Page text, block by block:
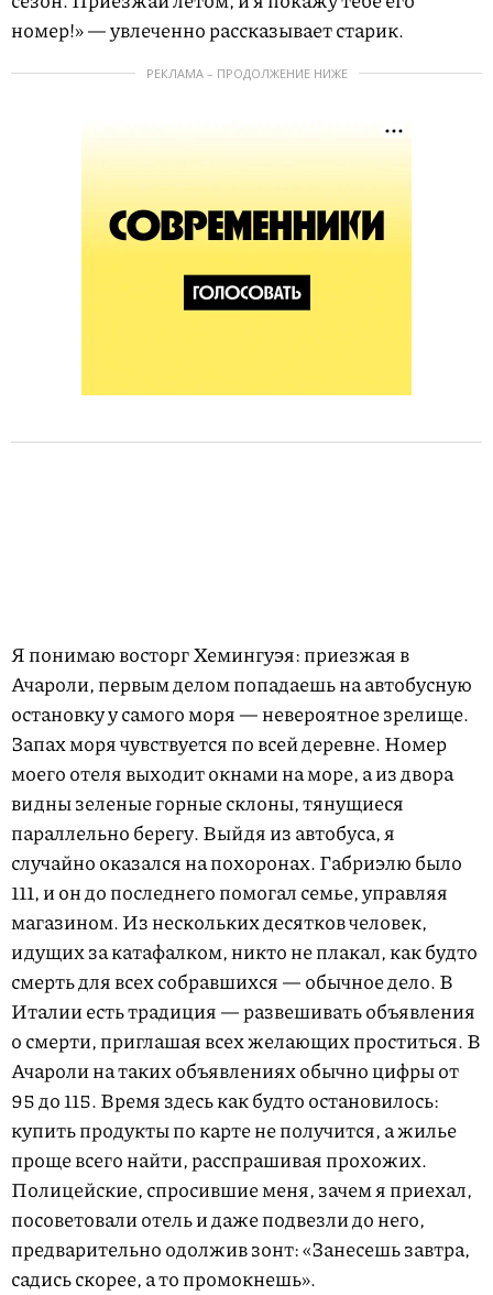
номер!» — увлеченно рассказывает старик.
РЕКЛАМА – ПРОДОЛЖЕНИЕ НИЖЕ
Я понимаю восторг Хемингуэя: приезжая в
Ачароли, первым делом попадаешь на автобусную
остановку у самого моря — невероятное зрелище.
Запах моря чувствуется по всей деревне. Номер
моего оте­ля выходит окнами на море, а из двора
видны зеленые горные склоны, тянущиеся
параллельно берегу. Выйдя из автобуса, я
случайно оказался на похоронах. Габриэлю было
111, и он до последнего помогал семье, управляя
магазином. Из нескольких десятков человек,
идущих за катафалком, никто не плакал, как будто
смерть для всех собравшихся — обычное дело. В
Италии есть традиция — развешивать объявления
о смерти, приглашая всех желающих проститься. В
Ачароли на таких объявлениях обычно цифры от
95 до 115. Время здесь как будто остановилось:
купить продукты по карте не получится, а жилье
проще всего найти, расспрашивая прохожих.
Полицейские, спросившие меня, зачем я приехал,
посоветовали отель и даже подвезли до него,
предварительно одолжив зонт: «Занесешь завтра,
садись скорее, а то промокнешь».